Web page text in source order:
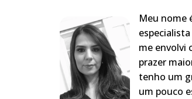
Meu nome
me envolvi
prazer
tenho um
um pouco